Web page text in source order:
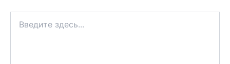
здесь...